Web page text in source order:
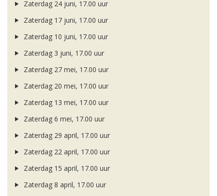
Zaterdag 24 juni, 17.00 uur
Zaterdag 17 juni, 17.00 uur
Zaterdag 10 juni, 17.00 uur
Zaterdag 3 juni, 17.00 uur
Zaterdag 27 mei, 17.00 uur
Zaterdag 20 mei, 17.00 uur
Zaterdag 13 mei, 17.00 uur
Zaterdag 6 mei, 17.00 uur
Zaterdag 29 april, 17.00 uur
Zaterdag 22 april, 17.00 uur
Zaterdag 15 april, 17.00 uur
Zaterdag 8 april, 17.00 uur